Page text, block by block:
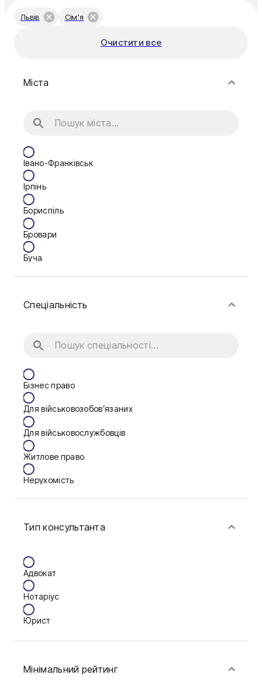
Львів Сім'я
Очистити все
Міста
Івано-Франківськ
Ірпінь
Бориспіль
Бровари
Буча
Васильків
Запоріжжя
Калуш
Кам'янське
Краматорськ
Кременчук
Кропивницький
Одеса
Олександрія
Павлоград
Спеціальність
Бізнес право
Для військовозобов’язаних
Для військовослужбовців
Житлове право
Нерухомість
Фінанси
Тип консультанта
Адвокат
Нотаріус
Юрист
Мінімальний рейтинг